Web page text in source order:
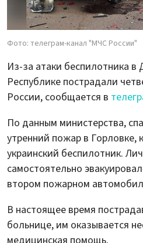
Фото: телеграм-канал "МЧС России"
Из-за атаки беспилотника
Республике пострадали
России, сообщается в
По данным министерства,
утренний пожар в Горловке,
украинский беспилотник.
самостоятельно
втором пожарном
В настоящее время
больнице, им оказывается